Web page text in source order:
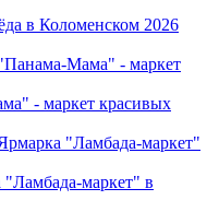
в Коломенском 2026
Мама" - маркет
- маркет красивых
"Ламбада-маркет"
"Ламбада-маркет" в